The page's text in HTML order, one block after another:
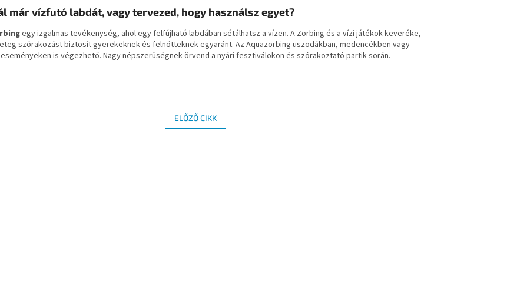
már vízfutó labdát, vagy tervezed, hogy használsz egyet?
egy izgalmas tevékenység, ahol egy felfújható labdában sétálhatsz a vízen. A Zorbing és a vízi játékok keveréke,
szórakozást biztosít gyerekeknek és felnőtteknek egyaránt. Az Aquazorbing uszodákban, medencékben vagy
is végezhető. Nagy népszerűségnek örvend a nyári fesztiválokon és szórakoztató partik során.
ELŐZŐ CIKK